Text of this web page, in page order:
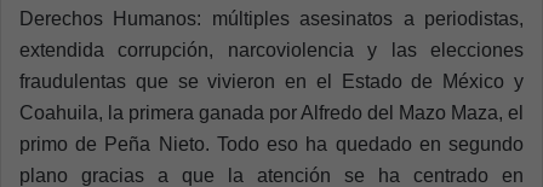
Derechos Humanos: múltiples asesinatos a periodistas,
extendida corrupción, narcoviolencia y las elecciones
fraudulentas que se vivieron en el Estado de México y
Coahuila, la primera ganada por Alfredo del Mazo Maza, el
primo de Peña Nieto. Todo eso ha quedado en segundo
plano gracias a que la atención se ha centrado en